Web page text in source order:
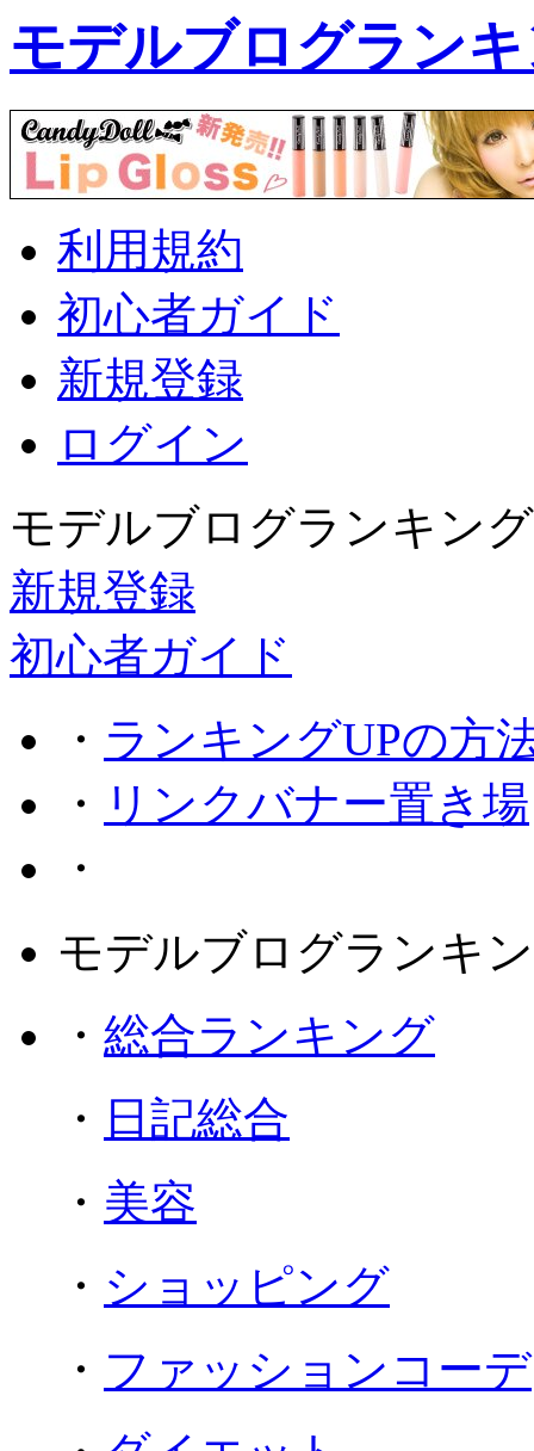
モデルブログラン
利用規約
初心者ガイド
新規登録
ログイン
モデルブログランキング
新規登録
初心者ガイド
・ ランキングUPの方
・ リンクバナー置き場
・
モデルブログランキ
・ 総合ランキング
・ 日記総合
・ 美容
・ ショッピング
・ ファッションコーデ